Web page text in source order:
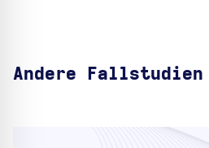
Andere Fallstudien